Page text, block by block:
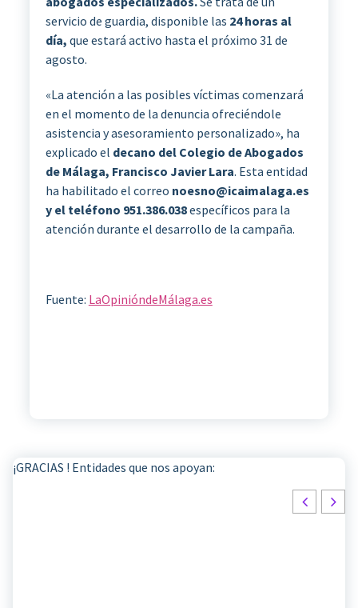
servicio de guardia, disponible las 24 horas al
día, que estará activo hasta el próximo 31 de
agosto.
«La atención a las posibles víctimas comenzará
en el momento de la denuncia ofreciéndole
asistencia y asesoramiento personalizado», ha
explicado el decano del Colegio de Abogados
de Málaga, Francisco Javier Lara. Esta entidad
ha habilitado el correo noesno@icaimalaga.es
y el teléfono 951.386.038específicos para la
atención durante el desarrollo de la campaña.
Fuente: LaOpinióndeMálaga.es
¡GRACIAS ! Entidades que nos apoyan: